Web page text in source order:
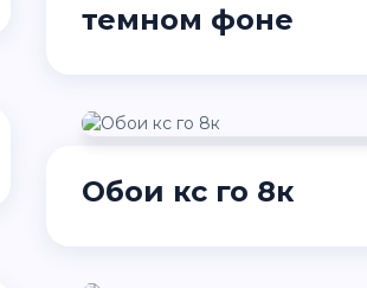
темном фоне
Обои кс го 8к